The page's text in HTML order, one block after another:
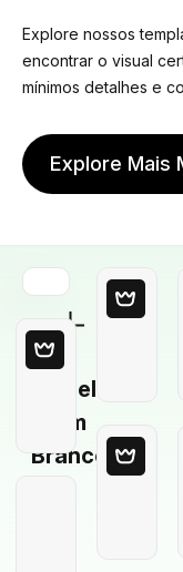
Explore nossos
encontrar o visual
mínimos detalhes e
Explore Mais
Modelo
em
Branco